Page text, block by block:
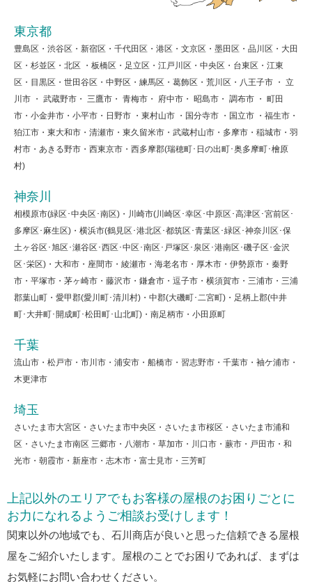
東京都
豊島区・渋谷区・新宿区・千代田区・港区・文京区・墨田区・品川区・大田
区・杉並区・北区 ・板橋区・足立区・江戸川区・中央区・台東区・江東
区・目黒区・世田谷区・中野区・練馬区・葛飾区・荒川区・八王子市 ・ 立
川市 ・ 武蔵野市・ 三鷹市・ 青梅市・ 府中市・ 昭島市・ 調布市 ・ 町田
市・小金井市・小平市・日野市 ・東村山市 ・国分寺市 ・国立市 ・福生市・
狛江市・東大和市・清瀬市・東久留米市・武蔵村山市・多摩市・稲城市・羽
村市・あきる野市・西東京市・西多摩郡(瑞穂町･日の出町･奥多摩町･檜原
村)
神奈川
相模原市(緑区･中央区･南区)・川崎市(川崎区･幸区･中原区･高津区･宮前区･
多摩区･麻生区)・横浜市(鶴見区･港北区･都筑区･青葉区･緑区･神奈川区･保
土ヶ谷区･旭区･瀬谷区･西区･中区･南区･戸塚区･泉区･港南区･磯子区･金沢
区･栄区)・大和市・座間市・綾瀬市・海老名市・厚木市・伊勢原市・秦野
市・平塚市・茅ヶ崎市・藤沢市・鎌倉市・逗子市・横須賀市・三浦市・三浦
郡葉山町・愛甲郡(愛川町･清川村)・中郡(大磯町･二宮町)・足柄上郡(中井
町･大井町･開成町･松田町･山北町)・南足柄市・小田原町
千葉
流山市・松戸市・市川市・浦安市・船橋市・習志野市・千葉市・袖ケ浦市・
木更津市
埼玉
さいたま市大宮区・さいたま市中央区・さいたま市桜区・さいたま市浦和
区・さいたま市南区 三郷市・八潮市・草加市・川口市・蕨市・戸田市・和
光市・朝霞市・新座市・志木市・富士見市・三芳町
上記以外のエリアでもお客様の屋根のお困りごとに
お力になれるようご相談お受けします！
関東以外の地域でも、石川商店が良いと思った信頼できる屋根
屋をご紹介いたします。屋根のことでお困りであれば、まずは
お気軽にお問い合わせください。